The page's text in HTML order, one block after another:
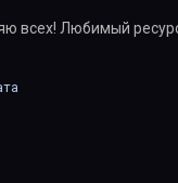
всех! Любимый